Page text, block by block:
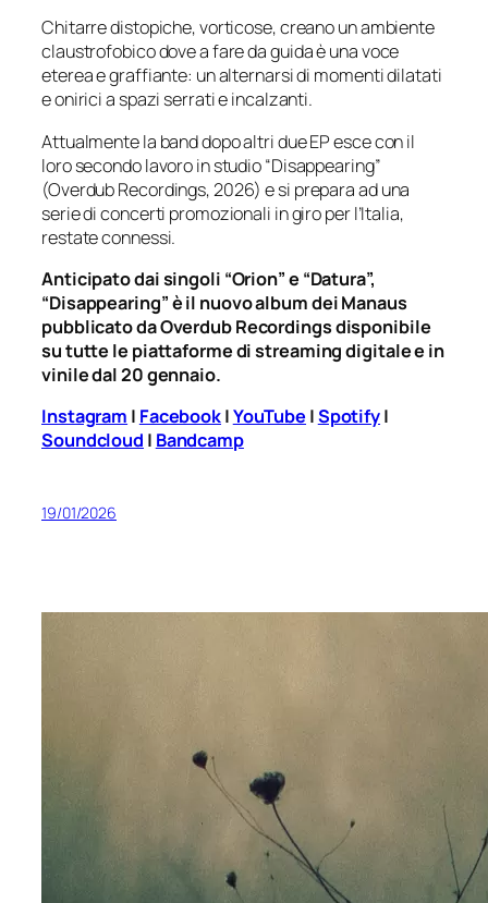
Chitarre distopiche, vorticose, creano un ambiente
claustrofobico dove a fare da guida è una voce
eterea e graffiante: un alternarsi di momenti dilatati
e onirici a spazi serrati e incalzanti.
Attualmente la band dopo altri due EP esce con il
loro secondo lavoro in studio “Disappearing”
(Overdub Recordings, 2026) e si prepara ad una
serie di concerti promozionali in giro per l’Italia,
restate connessi.
Anticipato dai singoli “Orion” e “Datura”,
“Disappearing” è il nuovo album dei Manaus
pubblicato da Overdub Recordings disponibile
su tutte le piattaforme di streaming digitale e in
vinile dal 20 gennaio.
Instagram | Facebook|YouTube |Spotify|
Soundcloud | Bandcamp
19/01/2026